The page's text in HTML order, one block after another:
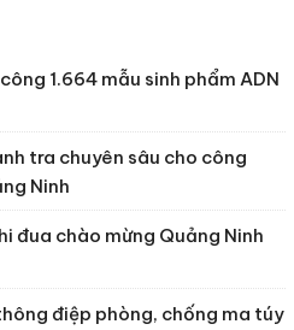
1.664 mẫu sinh phẩm ADN
tra chuyên sâu cho công
Ninh
đua chào mừng Quảng Ninh
điệp phòng, chống ma túy